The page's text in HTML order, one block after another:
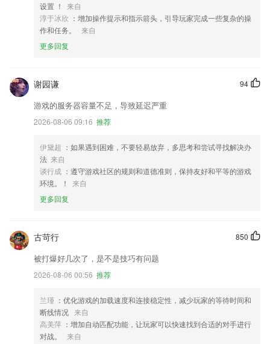
设置 ！
来自
淳于冰欣 ：增加操作提示和指示箭头，引导玩家完成一些复杂的操
作和任务。
来自
更多回复
94
谢园谦
游戏的服务器容量不足，导致延迟严重
2026-08-06 09:16 推荐
伊黛超 ：如果遇到困难，不要轻易放弃，多思考和尝试寻找解决办
法 来自
谈行成 ：遵守游戏社区的规则和道德准则，保持友好和平等的游戏
环境。！
来自
更多回复
850
古苛行
被打爆好几次了，是不是技巧有问题
2026-08-06 00:56 推荐
兰瑾 ：优化游戏的加载速度和连接稳定性，减少玩家的等待时间和
断线情况 来自
高美萍 ：增加自动匹配功能，让玩家可以快速找到合适的对手进行
对战。
来自